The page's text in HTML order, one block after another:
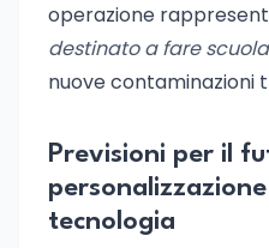
operazione
destinato a fare scuola
nuove contaminazioni
Previsioni per il
tecnologia